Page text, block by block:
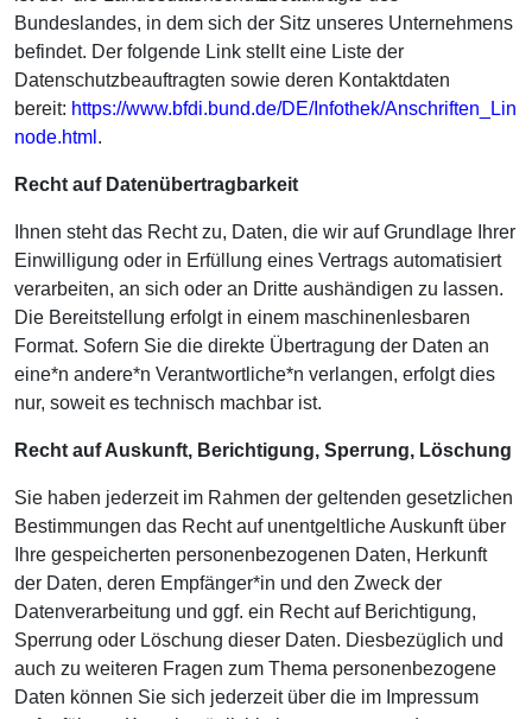
Bundeslandes, in dem sich der Sitz unseres Unternehmens
befindet. Der folgende Link stellt eine Liste der
Datenschutzbeauftragten sowie deren Kontaktdaten
bereit: https://www.bfdi.bund.de/DE/Infothek/
node.html .
Recht auf Datenübertragbarkeit
Ihnen steht das Recht zu, Daten, die wir auf Grundlage Ihrer
Einwilligung oder in Erfüllung eines Vertrags automatisiert
verarbeiten, an sich oder an Dritte aushändigen zu lassen.
Die Bereitstellung erfolgt in einem maschinenlesbaren
Format. Sofern Sie die direkte Übertragung der Daten an
eine*n andere*n Verantwortliche*n verlangen, erfolgt dies
nur, soweit es technisch machbar ist.
Recht auf Auskunft, Berichtigung, Sperrung, Löschung
Sie haben jederzeit im Rahmen der geltenden gesetzlichen
Bestimmungen das Recht auf unentgeltliche Auskunft über
Ihre gespeicherten personenbezogenen Daten, Herkunft
der Daten, deren Empfänger*in und den Zweck der
Datenverarbeitung und ggf. ein Recht auf Berichtigung,
Sperrung oder Löschung dieser Daten. Diesbezüglich und
auch zu weiteren Fragen zum Thema personenbezogene
Daten können Sie sich jederzeit über die im Impressum